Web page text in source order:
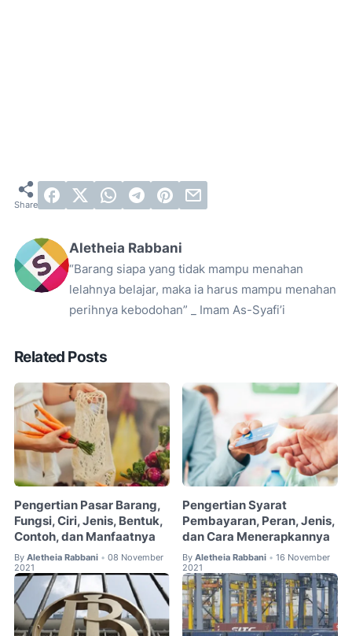
Aletheia Rabbani
“Barang siapa yang tidak mampu menahan
lelahnya belajar, maka ia harus mampu menahan
perihnya kebodohan” _ Imam As-Syafi’i
Related Posts
Pengertian Pasar Barang,
Fungsi, Ciri, Jenis, Bentuk,
Contoh, dan Manfaatnya
By Aletheia Rabbani • 08 November
2021
Pengertian Syarat
Pembayaran, Peran, Jenis,
dan Cara Menerapkannya
By Aletheia Rabbani • 16 November
2021